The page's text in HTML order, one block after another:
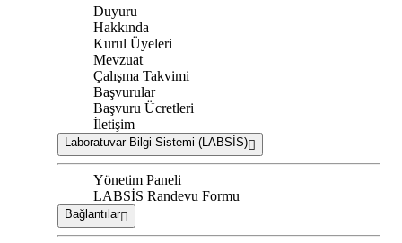
Duyuru
Hakkında
Kurul Üyeleri
Mevzuat
Çalışma Takvimi
Başvurular
Başvuru Ücretleri
İletişim
Laboratuvar Bilgi Sistemi (LABSİS)
Yönetim Paneli
LABSİS Randevu Formu
Bağlantılar